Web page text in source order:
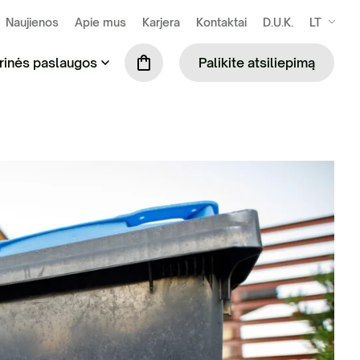
Naujienos Apie mus Karjera Kontaktai D.U.K. LT
surinkimas ir tvarkymas
ir komercinių atliekų tvarkymas
administravimo paslauga
komunalinių atliekų tvarkymas
paslaugos
Biotualetų skaičiuoklė
Palikite atsiliepimą